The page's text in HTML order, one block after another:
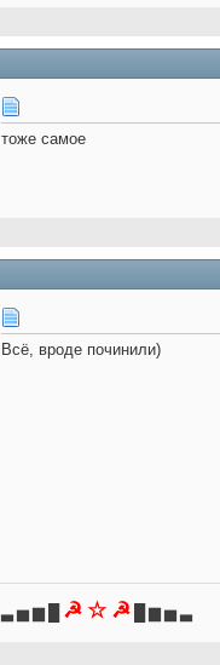
тоже самое
Всё, вроде починили)
▃ ▅ ▆ █ ☭ ☆ ☭ █ ▆ ▅ ▃